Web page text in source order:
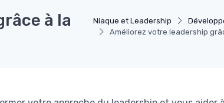
Niaque et Leadership
Améliorez votre leadership
à la